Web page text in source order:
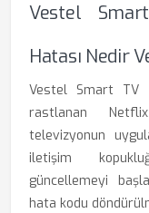
Vestel
Hatası Nedir
Vestel Smart TV
rastlanan
televizyonun
iletişim
güncellemeyi
hata kodu